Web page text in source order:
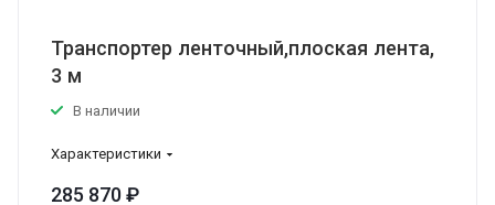
Транспортер ленточный,плоская лента,
3 м
В наличии
Характеристики
285 870 ₽